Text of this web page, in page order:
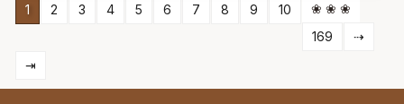
1 2 3 4 5 6 7 8 9 10
❀ ❀ ❀
169
⇢
⇥